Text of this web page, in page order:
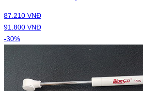
87.210 VNĐ
91.800 VNĐ
-30%